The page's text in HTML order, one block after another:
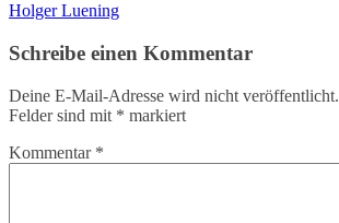
Holger Luening
Schreibe einen Kommentar
Deine E-Mail-Adresse wird nicht veröffentlicht.
Felder sind mit * markiert
Kommentar *